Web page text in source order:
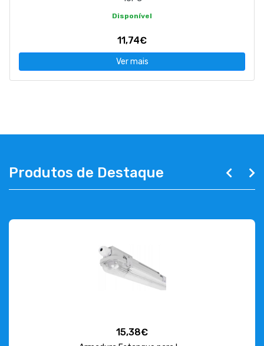
Disponível
11,74€
Ver mais
Produtos de Destaque
15,38€